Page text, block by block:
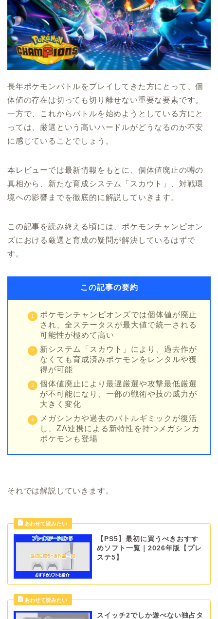
長年ポケモンバトルをプレイしてきた方にとって、個
体値の存在は切っても切り離せない重要な要素です。
一方で、これからバトルを始めようとしている方にと
っては、厳選という高いハードルがどうなるのか不安
に感じていることでしょう。
本レビューでは最新情報をもとに、個体値廃止の噂の
真相から、新たな育成システム「スカウト」、対戦環
境への影響までを徹底的に解説していきます。
この記事を読み終える頃には、ポケモンチャンピオン
ズにおける厳選と育成の疑問が解決しているはずで
す。
この記事の要約
ポケモンチャンピオンズでは個体値が廃止
され、全ステータスが最大値で統一される
可能性が極めて高い
新システム「スカウト」により、過去作が
なくても育成済みポケモンをレンタルや獲
得が可能
個体値廃止により最遅厳選や攻撃最低厳選
が不可能になり、一部の戦術や技の威力が
大きく変化
メガシンカや過去のバトルギミックが復活
し、ZA連携による新特性を持つメガシンカ
ポケモンも登場
それでは解説していきます。
【PS5】最初に買うべきおすす
めソフト一覧｜2026年版【プレ
ステ5】
スイッチ2でしか遊べない独占タ